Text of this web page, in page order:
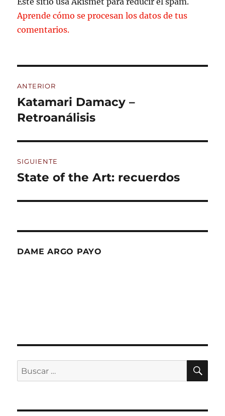
Aprende cómo se procesan los datos de tus
comentarios.
de
entradas
ANTERIOR
Entrada
anterior:
Katamari Damacy –
Retroanálisis
SIGUIENTE
Entrada
State of the Art: recuerdos
DAME ARGO PAYO
Buscar
por: